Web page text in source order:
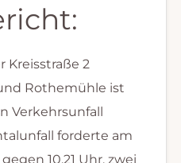
Kreisstraße 2
Rothemühle ist
Verkehrsunfall
forderte am
10.21 Uhr, zwei